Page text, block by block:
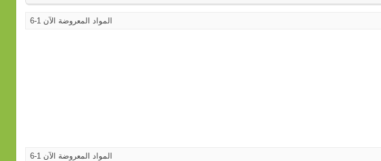
المواد المعروضة الآن 1-6
المواد المعروضة الآن 1-6